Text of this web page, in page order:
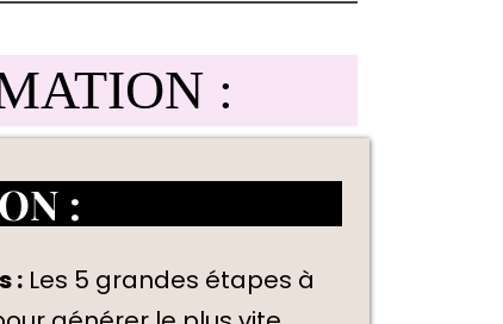
:
:
: Les 5 grandes étapes à